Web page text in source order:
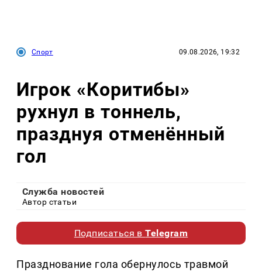
Спорт 09.08.2026, 19:32
Игрок «Коритибы»
рухнул в тоннель,
празднуя отменённый
гол
Служба новостей
Автор статьи
Подписаться вTelegram
Празднование гола обернулось травмой